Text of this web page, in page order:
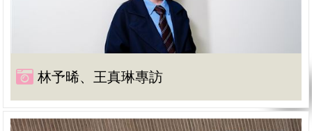
林予晞、王真琳專訪